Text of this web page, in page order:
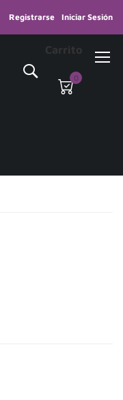
Registrarse Iniciar Sesión
Carrito
0